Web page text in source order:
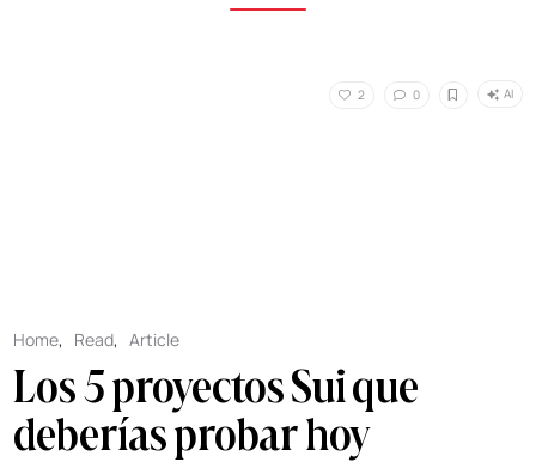
2 0 AI
Home, Read,Article
Los 5 proyectos Sui que
deberías probar hoy